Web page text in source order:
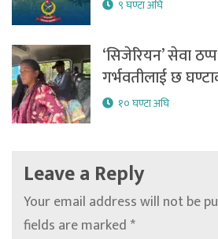
९ घण्टा अघि
‘सिजेरियन’ सेवा
गर्भवतीलाई छ
१० घण्टा अघि
Leave a Reply
Your email address will not be
fields are marked*